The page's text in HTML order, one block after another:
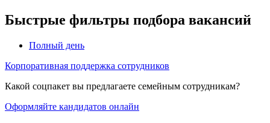
Быстрые фильтры подбора вакансий
Полный день
Корпоративная поддержка сотрудников
Какой соцпакет вы предлагаете семейным сотрудникам?
Оформляйте кандидатов онлайн